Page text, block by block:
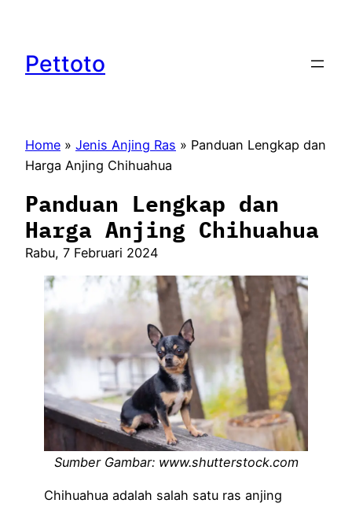
konten
Pettoto
Home » Jenis Anjing Ras » Panduan Lengkap dan
Harga Anjing Chihuahua
Panduan Lengkap dan
Harga Anjing Chihuahua
Rabu, 7 Februari 2024
Sumber Gambar: www.shutterstock.com
Chihuahua adalah salah satu ras anjing